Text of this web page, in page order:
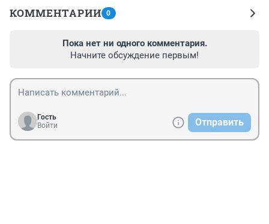
КОММЕНТАРИИ 0
Пока нет ни одного комментария.
Начните обсуждение первым!
Гость
Войти
Отправить